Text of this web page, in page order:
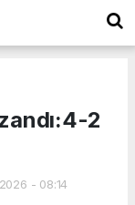
2
- 08:14